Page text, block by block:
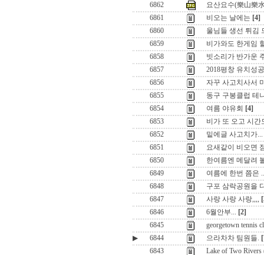
6862
요산요수(樂山樂
6861
비오는 날에는 [4]
6860
울님들 생선 튀김
6859
비가와도 한게임
6858
빗소리가 반가운
6857
2018평창 유치성
6856
자꾸 사고치사서
6855
동구 구봉클럽 테
6854
여름 야유회 [4]
6853
비가 또 오고 시간
6852
밑에글 사고치가...
6851
요새같이 비오면
6850
한여름엔 메달려
6849
여름에 한번 쯤은
6848
구포 삼락공원을
6847
사랑 사랑 사랑,,,,
6846
6월안부... [2]
6845
georgetown tennis
▶
6844 으라차차 팀원들.
6843
Lake of Two